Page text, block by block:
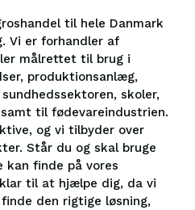
til hele Danmark
Vi er forhandler af
målrettet til brug i
produktionsanlæg,
skoler,
til fødevareindustrien.
og vi tilbyder over
Står du og skal bruge
kan finde på vores
til at hjælpe dig, da vi
den rigtige løsning,